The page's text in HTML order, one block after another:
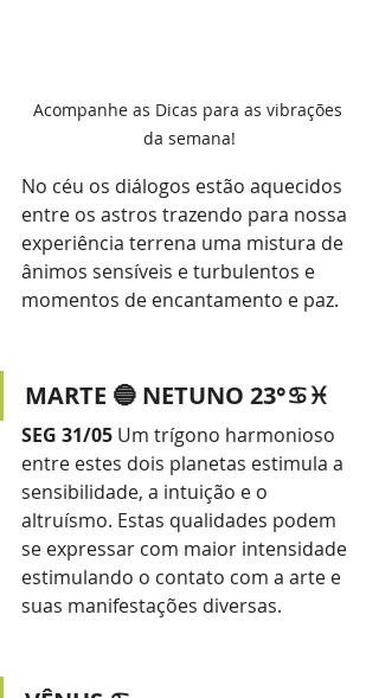
Acompanhe as Dicas para as vibrações
da semana!
No céu os diálogos estão aquecidos
entre os astros trazendo para nossa
experiência terrena uma mistura de
ânimos sensíveis e turbulentos e
momentos de encantamento e paz.
MARTE 🔵 NETUNO 23°♋♓
SEG 31/05 Um trígono harmonioso
entre estes dois planetas estimula a
sensibilidade, a intuição e o
altruísmo. Estas qualidades podem
se expressar com maior intensidade
estimulando o contato com a arte e
suas manifestações diversas.